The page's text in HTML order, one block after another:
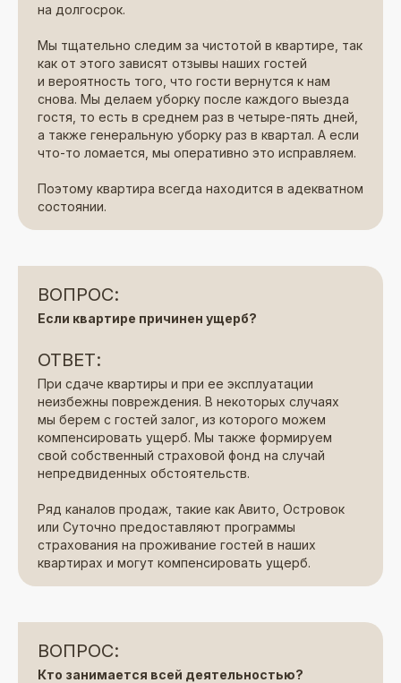
на долгосрок.
Мы тщательно следим за чистотой в квартире, так
как от этого зависят отзывы наших гостей
и вероятность того, что гости вернутся к нам
снова. Мы делаем уборку после каждого выезда
гостя, то есть в среднем раз в четыре-пять дней,
а также генеральную уборку раз в квартал. А если
что-то ломается, мы оперативно это исправляем.
Поэтому квартира всегда находится в адекватном
состоянии.
ВОПРОС:
Если квартире причинен ущерб?
ОТВЕТ:
При сдаче квартиры и при ее эксплуатации
неизбежны повреждения. В некоторых случаях
мы берем с гостей залог, из которого можем
компенсировать ущерб. Мы также формируем
свой собственный страховой фонд на случай
непредвиденных обстоятельств.
Ряд каналов продаж, такие как Авито, Островок
или Суточно предоставляют программы
страхования на проживание гостей в наших
квартирах и могут компенсировать ущерб.
ВОПРОС:
Кто занимается всей деятельностью?